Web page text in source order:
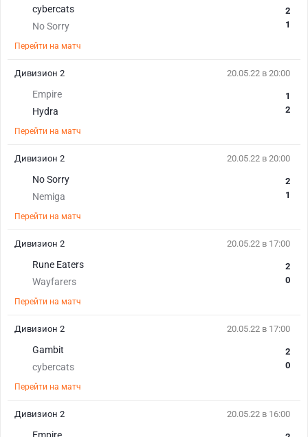
cybercats
No Sorry
2
1
Перейти на матч
20.05.22 в 20:00
Empire
Hydra
1
2
Перейти на матч
Дивизион 2
20.05.22 в 20:00
No Sorry
Nemiga
2
1
Перейти на матч
Дивизион 2
20.05.22 в 17:00
Rune Eaters
Wayfarers
2
0
Перейти на матч
Дивизион 2
20.05.22 в 17:00
Gambit
cybercats
2
0
Перейти на матч
Дивизион 2
20.05.22 в 16:00
Дивизион 2